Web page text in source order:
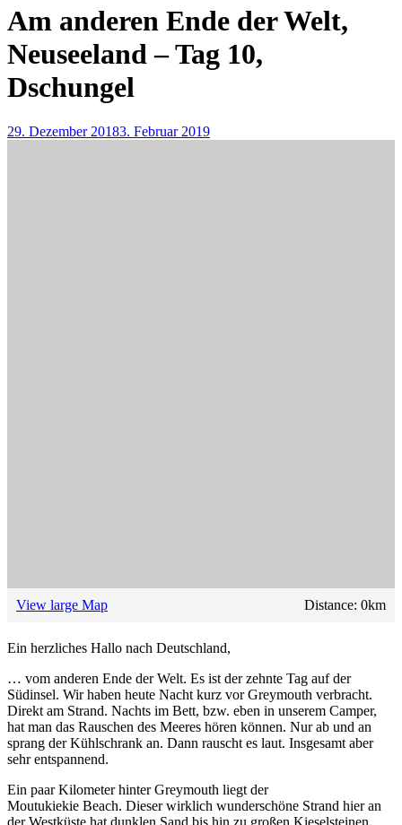
Am anderen Ende der Welt,
Neuseeland – Tag 10,
Dschungel
29. Dezember 20183. Februar 2019
View large Map Distance: 0km
Ein herzliches Hallo nach Deutschland,
… vom anderen Ende der Welt. Es ist der zehnte Tag auf der
Südinsel. Wir haben heute Nacht kurz vor Greymouth verbracht.
Direkt am Strand. Nachts im Bett, bzw. eben in unserem Camper,
hat man das Rauschen des Meeres hören können. Nur ab und an
sprang der Kühlschrank an. Dann rauscht es laut. Insgesamt aber
sehr entspannend.
Ein paar Kilometer hinter Greymouth liegt der
Moutukiekie Beach. Dieser wirklich wunderschöne Strand hier an
der Westküste hat dunklen Sand bis hin zu großen Kieselsteinen.